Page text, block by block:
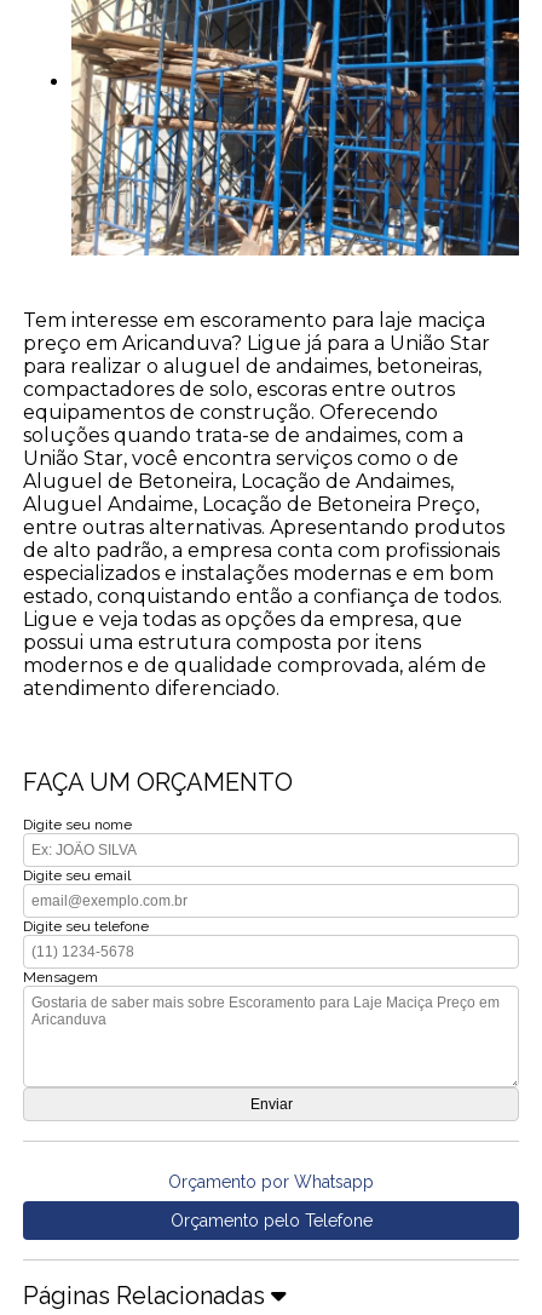
Tem interesse em escoramento para laje maciça
preço em Aricanduva? Ligue já para a União Star
para realizar o aluguel de andaimes, betoneiras,
compactadores de solo, escoras entre outros
equipamentos de construção. Oferecendo
soluções quando trata-se de andaimes, com a
União Star, você encontra serviços como o de
Aluguel de Betoneira, Locação de Andaimes,
Aluguel Andaime, Locação de Betoneira Preço,
entre outras alternativas. Apresentando produtos
de alto padrão, a empresa conta com profissionais
especializados e instalações modernas e em bom
estado, conquistando então a confiança de todos.
Ligue e veja todas as opções da empresa, que
possui uma estrutura composta por itens
modernos e de qualidade comprovada, além de
atendimento diferenciado.
FAÇA UM ORÇAMENTO
Digite seu nome
Digite seu email
Digite seu telefone
Mensagem
Orçamento por Whatsapp
Orçamento pelo Telefone
Páginas Relacionadas